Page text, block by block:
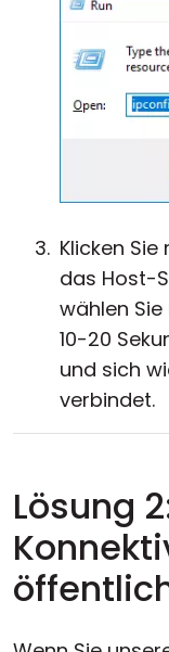
Klicken
das Host-
wählen Sie
10-20
und sich
verbindet.
Lösung